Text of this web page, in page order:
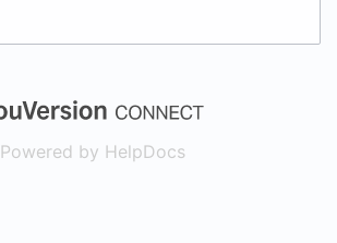
(opens in a
Powered by HelpDocs